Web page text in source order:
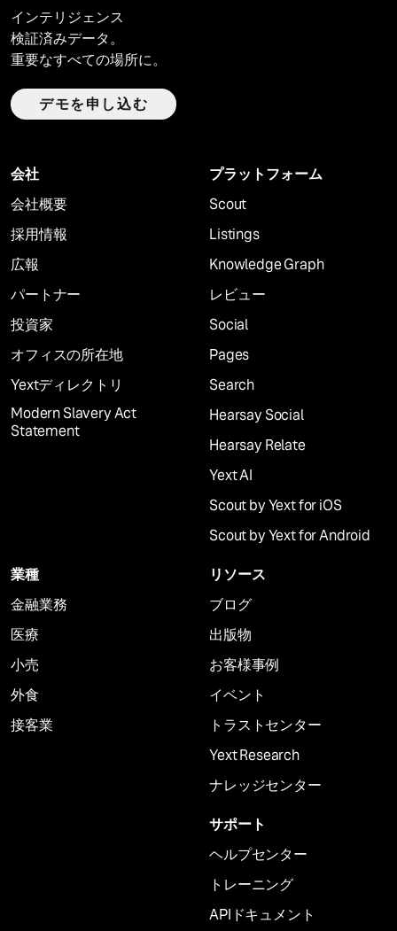
インテリジェンス
検証済みデータ。
重要なすべての場所に。
デモを申し込む
会社
会社概要
採用情報
広報
パートナー
投資家
オフィスの所在地
Yextディレクトリ
Modern Slavery Act
Statement
プラットフォーム
Scout
Listings
Knowledge Graph
レビュー
Social
Pages
Search
Hearsay Social
Hearsay Relate
Yext AI
Scout by Yext for iOS
Scout by Yext for Android
業種
金融業務
医療
小売
外食
接客業
リソース
ブログ
出版物
お客様事例
イベント
トラストセンター
Yext Research
ナレッジセンター
サポート
ヘルプセンター
トレーニング
APIドキュメント